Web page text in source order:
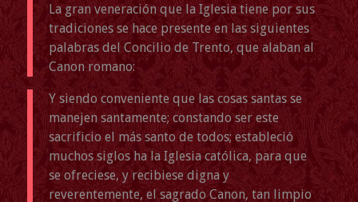
La gran veneración que la Iglesia tiene por sus
tradiciones se hace presente en las siguientes
palabras del Concilio de Trento, que alaban al
Canon romano:
Y siendo conveniente que las cosas santas se
manejen santamente; constando ser este
sacrificio el más santo de todos; estableció
muchos siglos ha la Iglesia católica, para que
se ofreciese, y recibiese digna y
reverentemente, el sagrado Canon, tan limpio